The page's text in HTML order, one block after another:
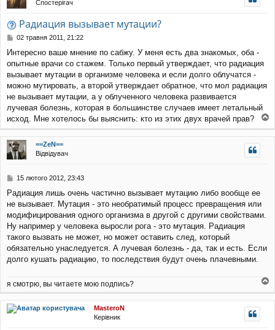
уп
Спостерігач
Радиация вызывает мутации?
П
в
і
д
о
л
е
н
н
я
02 травня 2011, 21:22
Интересно ваше мнение по сабжу. У меня есть два знакомых, оба -
опытные врачи со стажем. Только первый утверждает, что радиация
вызывает мутации в организме человека и если долго облучатся -
можно мутировать, а второй утверждает обратное, что мол радиация
не вызывает мутации, а у облученного человека развивается
лучевая болезнь, которая в большинстве случаев имеет летальный
исход. Мне хотелось бы выяснить: кто из этих двух врачей прав?
о
г
==ZeN==
Відвідувач
П
в
і
д
о
м
л
е
н
15 лютого 2012, 23:43
Радиация лишь очень частично вызывает мутацию либо вообще ее
не вызывает. Мутация - это необратимый процесс превращения или
модифицирования одного организма в другой с другими свойствами.
Ну например у человека выросли рога - это мутация. Радиация
такого вызвать не может, но может оставить след, который
обязательно унаследуется. А лучевая болезнь - да, так и есть. Если
долго кушать радиацию, то последствия будут очень плачевными.
я смотрю, вы читаете мою подпись?
г
MasteroN
Керівник